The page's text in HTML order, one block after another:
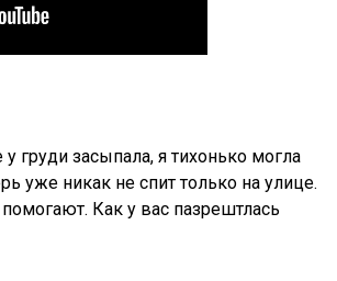
засыпала, я тихонько могла
уже никак не спит только на улице.
Как у вас пазрештлась